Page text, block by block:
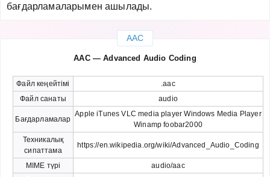
бағдарламаларымен ашылады.
AAC
AAC — Advanced Audio Coding
Файл кеңейтімі
.aac
Файл санаты
audio
Бағдарламалар
Apple iTunes VLC media player Windows Media Player
Winamp foobar2000
Техникалық
сипаттама
https://en.wikipedia.org/wiki/Advanced_Audio_Coding
MIME түрі
audio/aac